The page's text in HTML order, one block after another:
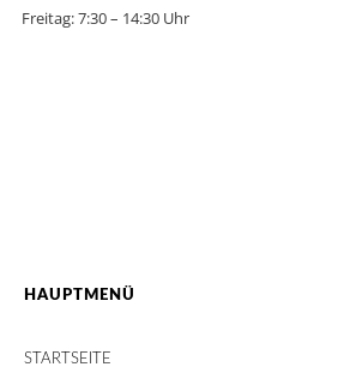
Freitag: 7:30 – 14:30 Uhr
HAUPTMENÜ
STARTSEITE